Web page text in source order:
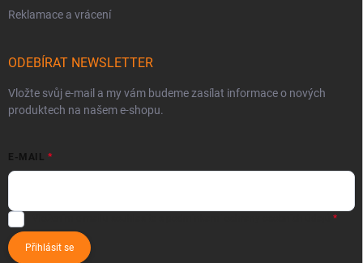
Reklamace a vrácení
ODEBÍRAT NEWSLETTER
Vložte svůj e-mail a my vám budeme zasílat informace o nových
produktech na našem e-shopu.
E-MAIL
Přihlásit se